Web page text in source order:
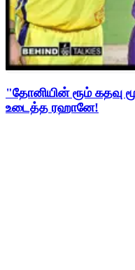
"தோனியின் ரூம் கதவு
உடைத்த ரஹானே!